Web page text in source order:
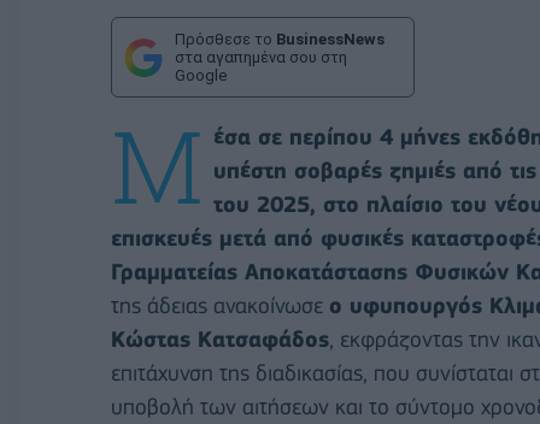
Πρόσθεσε το BusinessNews
στα αγαπημένα σου στη
Google
Μ έσα σε περίπου 4 μήνες
υπέστη σοβαρές ζημιές από
του 2025, στο πλαίσιο του
επισκευές μετά από φυσικές
Γραμματείας Αποκατάστασης Φυσικών
της άδειας ανακοίνωσε ο υφυπουργός
Κώστας Κατσαφάδος, εκφράζοντας την
επιτάχυνση της διαδικασίας, που
υποβολή των αιτήσεων και το σύντομο